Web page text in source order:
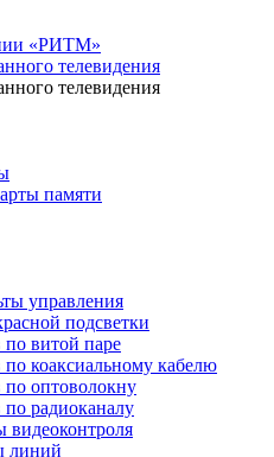
«РИТМ»
телевидения
телевидения
памяти
управления
подсветки
по витой паре
по коаксиальному кабелю
по оптоволокну
по радиоканалу
линий